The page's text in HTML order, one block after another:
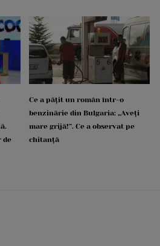
de
Ce a pățit un român într-o
benzinărie din Bulgaria: „Aveți
mare grijă!”. Ce a observat pe
chitanță